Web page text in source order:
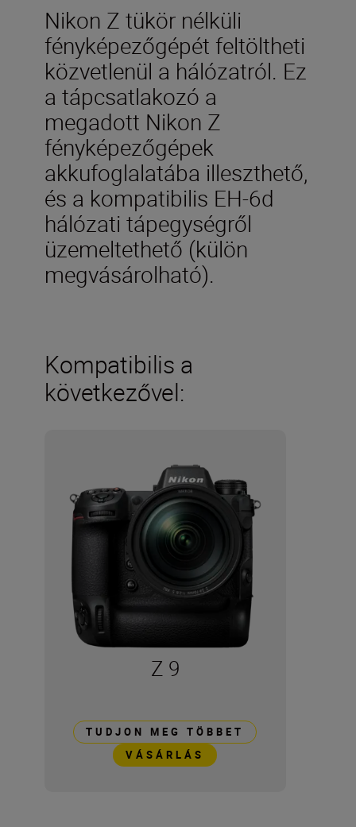
Nikon Z tükör nélküli
fényképezőgépét feltöltheti
közvetlenül a hálózatról. Ez
a tápcsatlakozó a
megadott Nikon Z
fényképezőgépek
akkufoglalatába illeszthető,
és a kompatibilis EH-6d
hálózati tápegységről
üzemeltethető (külön
megvásárolható).
Kompatibilis a
következővel:
Z 9
TUDJON MEG TÖBBET
VÁSÁRLÁS